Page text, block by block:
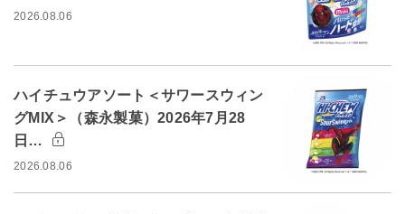
2026.08.06
ハイチュウアソート＜サワースウィン
グMIX＞（森永製菓）2026年7月28
日…
2026.08.06